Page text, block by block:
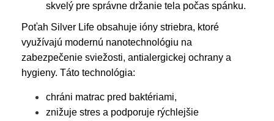
skvelý pre správne držanie tela počas spánku.
Poťah Silver Life obsahuje ióny striebra, ktoré
využívajú modernú nanotechnológiu na
zabezpečenie sviežosti, antialergickej ochrany a
hygieny. Táto technológia:
chráni matrac pred baktériami,
znižuje stres a podporuje rýchlejšie